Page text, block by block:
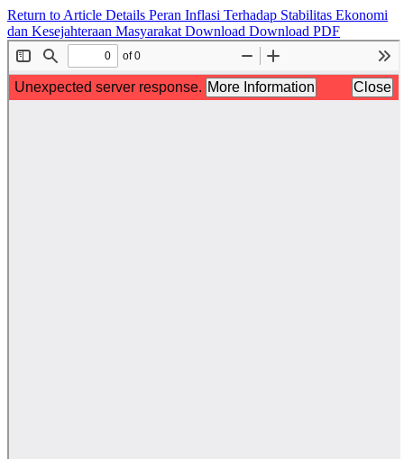
Return to Article Details Peran Inflasi Terhadap Stabilitas Ekonomi
dan Kesejahteraan Masyarakat Download Download PDF